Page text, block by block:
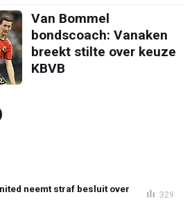
Van Bommel
bondscoach: Vanaken
breekt stilte over keuze
KBVB
neemt straf besluit over
329